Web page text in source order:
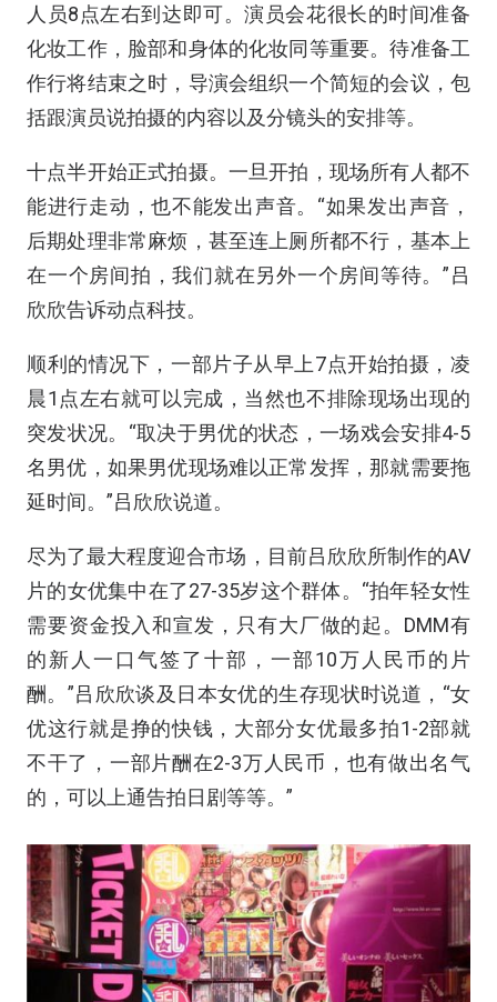
人员8点左右到达即可。演员会花很长的时间准备
化妆工作，脸部和身体的化妆同等重要。待准备工
作行将结束之时，导演会组织一个简短的会议，包
括跟演员说拍摄的内容以及分镜头的安排等。
十点半开始正式拍摄。一旦开拍，现场所有人都不
能进行走动，也不能发出声音。“如果发出声音，
后期处理非常麻烦，甚至连上厕所都不行，基本上
在一个房间拍，我们就在另外一个房间等待。”吕
欣欣告诉动点科技。
顺利的情况下，一部片子从早上7点开始拍摄，凌
晨1点左右就可以完成，当然也不排除现场出现的
突发状况。“取决于男优的状态，一场戏会安排4-5
名男优，如果男优现场难以正常发挥，那就需要拖
延时间。”吕欣欣说道。
尽为了最大程度迎合市场，目前吕欣欣所制作的AV
片的女优集中在了27-35岁这个群体。“拍年轻女性
需要资金投入和宣发，只有大厂做的起。DMM有
的新人一口气签了十部，一部10万人民币的片
酬。”吕欣欣谈及日本女优的生存现状时说道，“女
优这行就是挣的快钱，大部分女优最多拍1-2部就
不干了，一部片酬在2-3万人民币，也有做出名气
的，可以上通告拍日剧等等。”